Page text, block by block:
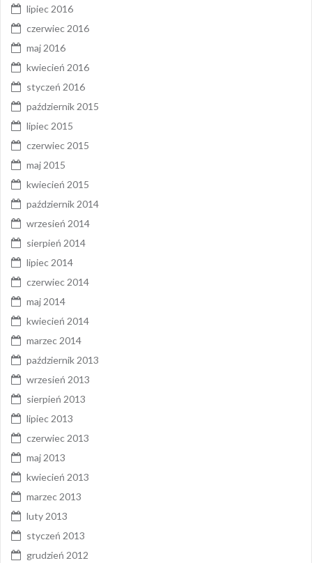
lipiec 2016
czerwiec 2016
maj 2016
kwiecień 2016
styczeń 2016
październik 2015
lipiec 2015
czerwiec 2015
maj 2015
kwiecień 2015
październik 2014
wrzesień 2014
sierpień 2014
lipiec 2014
czerwiec 2014
maj 2014
kwiecień 2014
marzec 2014
październik 2013
wrzesień 2013
sierpień 2013
lipiec 2013
czerwiec 2013
maj 2013
kwiecień 2013
marzec 2013
luty 2013
styczeń 2013
grudzień 2012